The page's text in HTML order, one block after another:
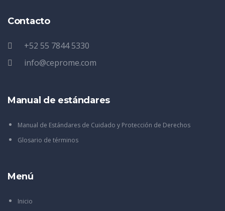
Contacto
+52 55 7844 5330
info@ceprome.com
Manual de estándares
Manual de Estándares de Cuidado y Protección de Derechos
Glosario de términos
Menú
Inicio